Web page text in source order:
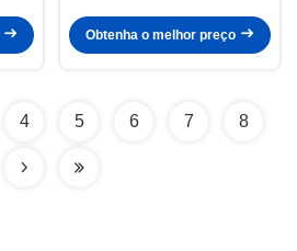
Obtenha o melhor preço
4 5 6 7 8